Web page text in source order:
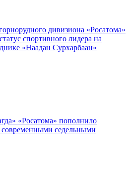
дивизиона «Росатома»
спортивного лидера на
«Наадан Сурхарбаан»
«Росатома» пополнило
седельными